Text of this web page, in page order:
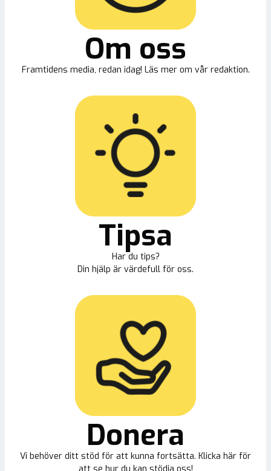
Om oss
Framtidens media, redan idag! Läs mer om vår redaktion.
Tipsa
Har du tips?
Din hjälp är värdefull för oss.
Donera
Vi behöver ditt stöd för att kunna fortsätta. Klicka här för